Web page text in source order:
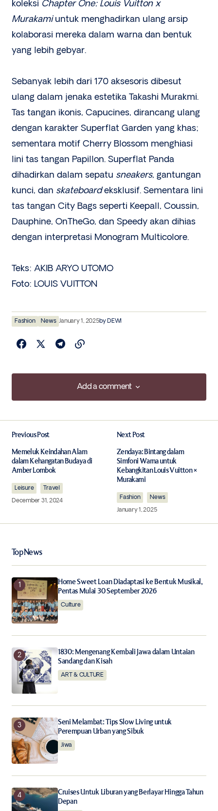
koleksi Chapter One: Louis Vuitton x
Murakamiuntuk menghadirkan ulang arsip
kolaborasi mereka dalam warna dan bentuk
yang lebih gebyar.
Sebanyak lebih dari 170 aksesoris dibesut
ulang dalam jenaka estetika Takashi Murakmi.
Tas tangan ikonis, Capucines, dirancang ulang
dengan karakter Superflat Garden yang khas;
sementara motif Cherry Blossom menghiasi
lini tas tangan Papillon. Superflat Panda
dihadirkan dalam sepatu sneakers, gantungan
kunci, dan skateboardeksklusif. Sementara lini
tas tangan City Bags seperti Keepall, Coussin,
Dauphine, OnTheGo, dan Speedy akan dihias
dengan interpretasi Monogram Multicolore.
Teks: AKIB ARYO UTOMO
Foto: LOUIS VUITTON
Fashion News January 1, 2025byDEWI
Add a comment
Add a comment
Required fields are marked*
Save my name, email, and website in this browser for
the next time I comment.
Notify me of new posts by email.
Submit Comment
Previous Post
Memeluk Keindahan Alam
dalam Kehangatan Budaya di
Amber Lombok
Leisure
Travel
December 31, 2024
Next Post
Zendaya: Bintang dalam
Simfoni Warna untuk
Kebangkitan Louis Vuitton ×
Murakami
Fashion
News
January 1, 2025
Top News
Home Sweet Loan Diadaptasi ke Bentuk Musikal,
Pentas Mulai 30 September 2026
Culture
1830: Mengenang Kembali Jawa dalam Untaian
Sandang dan Kisah
ART & CULTURE
Seni Melambat: Tips Slow Living untuk
Perempuan Urban yang Sibuk
Jiwa
Cruises Untuk Liburan yang Berlayar Hingga Tahun
Depan